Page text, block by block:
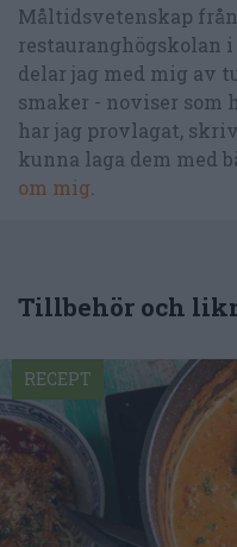
Måltidsvetenskap från
restauranghögskolan
delar jag med mig av
smaker - noviser som
har jag provlagat,
kunna laga dem med
om mig
Tillbehör och
RECEPT